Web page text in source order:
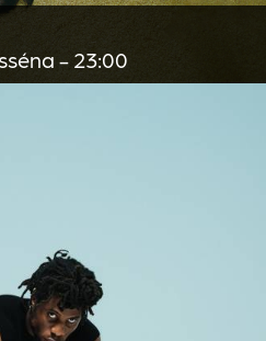
- 23:00